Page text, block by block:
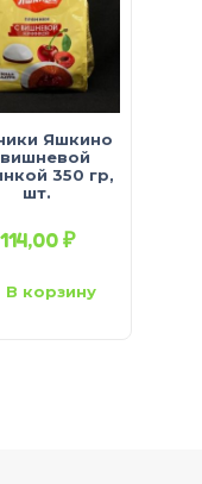
Яшкино
350 гр,
шт.
114,00₽
В корзину